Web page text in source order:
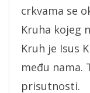
crkvama se
Kruha kojeg
Kruh je Isus
među nama.
prisutnosti.